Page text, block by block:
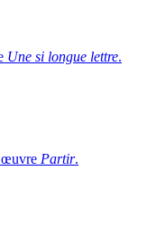
Une si longue lettre.
Partir.